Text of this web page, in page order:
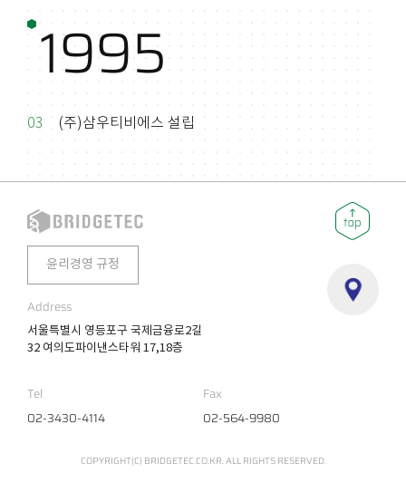
1995
03 (주)삼우티비에스 설립
윤리경영 규정
Address
서울특별시 영등포구 국제금융로2길
32 여의도파이낸스타워 17,18층
Tel
02-3430-4114
Fax
02-564-9980
COPYRIGHT(C) BRIDGETEC.CO.KR. ALL RIGHTS RESERVED.